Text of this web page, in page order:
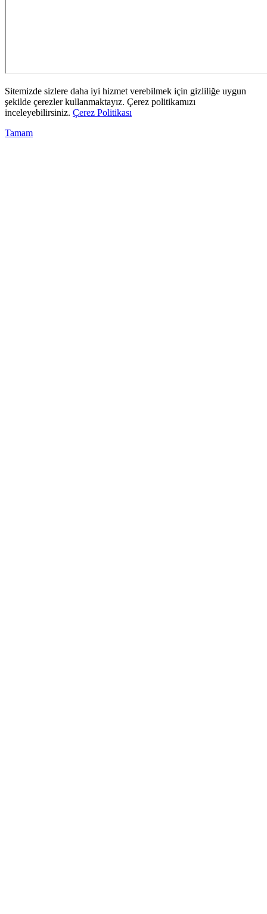
Sitemizde sizlere daha iyi hizmet verebilmek için gizliliğe uygun
şekilde çerezler kullanmaktayız. Çerez politikamızı
inceleyebilirsiniz. Çerez Politikası
Tamam